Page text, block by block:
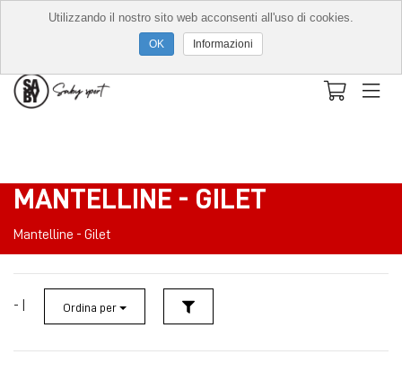
MANTELLINE - GILET
Mantelline - Gilet
- | Ordina per
Utilizzando il nostro sito web acconsenti all'uso di cookies.
Informazioni